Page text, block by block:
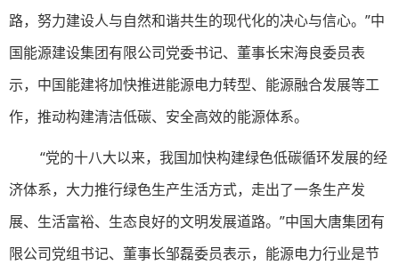
路，努力建设人与自然和谐共生的现代化的决心与信心。”中
国能源建设集团有限公司党委书记、董事长宋海良委员表
示，中国能建将加快推进能源电力转型、能源融合发展等工
作，推动构建清洁低碳、安全高效的能源体系。
“党的十八大以来，我国加快构建绿色低碳循环发展的经
济体系，大力推行绿色生产生活方式，走出了一条生产发
展、生活富裕、生态良好的文明发展道路。”中国大唐集团有
限公司党组书记、董事长邹磊委员表示，能源电力行业是节